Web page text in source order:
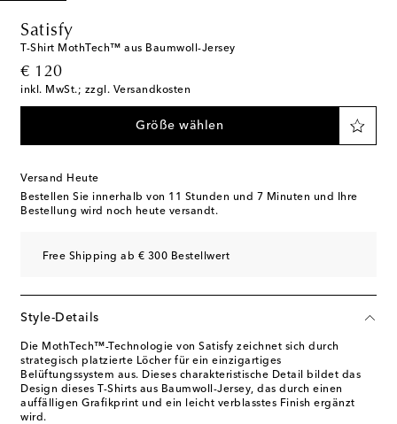
Satisfy
T-Shirt MothTech™ aus Baumwoll-Jersey
€ 120
original price
inkl. MwSt.; zzgl. Versandkosten
Größe wählen
Versand Heute
Bestellen Sie innerhalb von 11 Stunden und 7 Minuten und Ihre
Bestellung wird noch heute versandt.
Free Shipping ab € 300 Bestellwert
Style-Details
Die MothTech™-Technologie von Satisfy zeichnet sich durch
strategisch platzierte Löcher für ein einzigartiges
Belüftungssystem aus. Dieses charakteristische Detail bildet das
Design dieses T-Shirts aus Baumwoll-Jersey, das durch einen
auffälligen Grafikprint und ein leicht verblasstes Finish ergänzt
wird.